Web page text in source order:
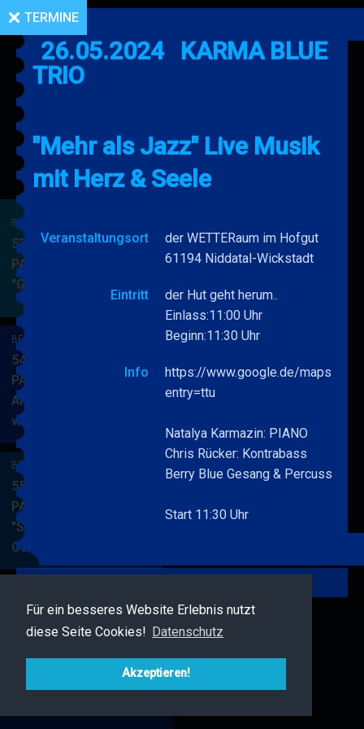
Für ein besseres Website Erlebnis nutzt
diese Seite Cookies! Datenschutz
Akzeptieren!
BERRY BLUE & BAND
53. JAZZ Matinee in den
PARKSIDE STUDIOS
"Gypsy Jazz"
BERRY BLUE & BAND
54. JAZZ Matinee in den
PARKSIDE STUDIOS
American Songbook
wunderbare Musik
BLUE
BAND
BERRY BLUE & BAND
55. JAZZ Matinee in den
PARKSIDE STUDIOS
"Songs von Nat King
Cole"
BLUE
BAND
BERRY BLUE & FRIENDS
Live Jazz im MAMPF
&
TERMINE
26.05.2024
KARMA BLUE
TRIO
"Mehr als Jazz" Live Musik
mit Herz & Seele
Veranstaltungsort
der WETTERaum im Hofgut
61194 Niddatal-Wickstadt
Eintritt
der Hut geht herum..
Einlass:11:00 Uhr
Beginn:11:30 Uhr
Info
https://www.google.de/maps/
entry=ttu
Natalya Karmazin: PIANO
Chris Rücker: Kontrabass
Berry Blue Gesang & Percussion
Start 11:30 Uhr